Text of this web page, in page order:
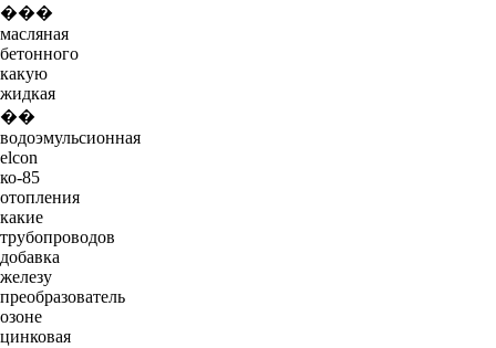
���
масляная
бетонного
какую
жидкая
��
водоэмульсионная
elcon
ко-85
отопления
какие
трубопроводов
добавка
железу
преобразователь
озоне
цинковая